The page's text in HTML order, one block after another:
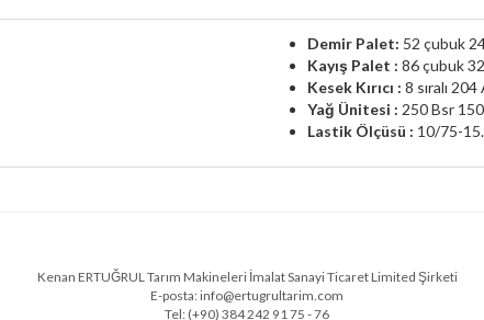
Demir Palet: 52 çubuk
Kayış Palet : 86 çubuk
Kesek Kırıcı : 8 sıralı
Yağ Ünitesi : 250 Bsr
Lastik Ölçüsü : 10/75-
Kenan ERTUĞRUL Tarım Makineleri İmalat Sanayi Ticaret Limited Şirketi
E-posta: info@ertugrultarim.com
Tel: (+90) 384 242 91 75 - 76